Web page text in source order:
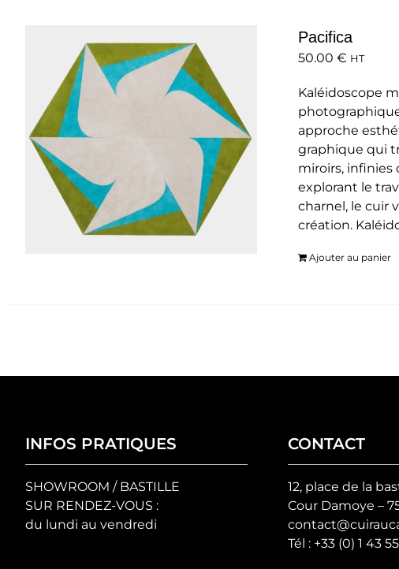
Pacifica
50.00 € HT
Kaléidoscope
approche
graphique qui
miroirs, infinies
explorant le
charnel, le cuir
création.
Ajouter au panier
INFOS PRATIQUES
SHOWROOM / BASTILLE
SUR RENDEZ-VOUS :
du lundi au vendredi
CONTACT
12, place de la
Cour Damoye –
Tél : +33 (0) 1 43